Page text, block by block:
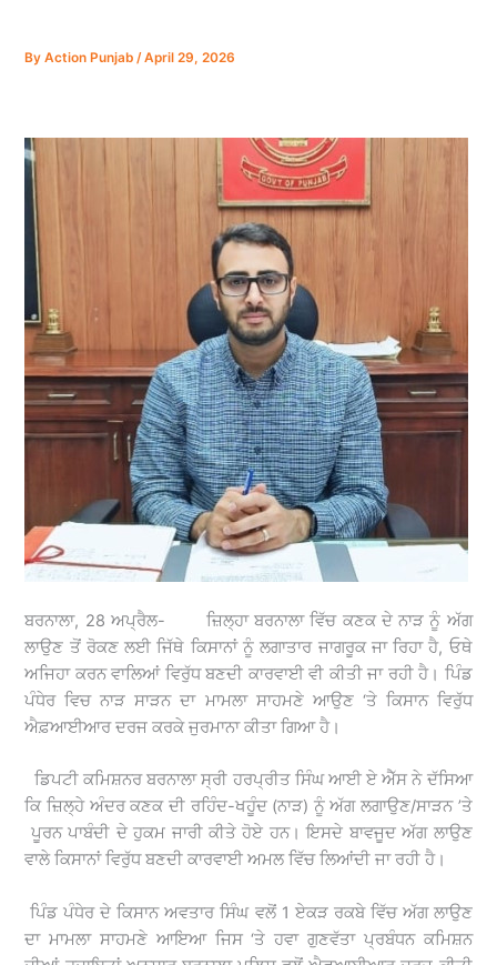
ByAction Punjab/April 29, 2026
ਬਰਨਾਲਾ, 28 ਅਪ੍ਰੈਲ- ਜ਼ਿਲ੍ਹਾ ਬਰਨਾਲਾ ਵਿੱਚ ਕਣਕ ਦੇ ਨਾੜ ਨੂੰ ਅੱਗ
ਲਾਉਣ ਤੋਂ ਰੋਕਣ ਲਈ ਜਿੱਥੇ ਕਿਸਾਨਾਂ ਨੂੰ ਲਗਾਤਾਰ ਜਾਗਰੂਕ ਜਾ ਰਿਹਾ ਹੈ, ਓਥੇ
ਅਜਿਹਾ ਕਰਨ ਵਾਲਿਆਂ ਵਿਰੁੱਧ ਬਣਦੀ ਕਾਰਵਾਈ ਵੀ ਕੀਤੀ ਜਾ ਰਹੀ ਹੈ। ਪਿੰਡ
ਪੰਧੇਰ ਵਿਚ ਨਾੜ ਸਾੜਨ ਦਾ ਮਾਮਲਾ ਸਾਹਮਣੇ ਆਉਣ ‘ਤੇ ਕਿਸਾਨ ਵਿਰੁੱਧ
ਐਫ਼ਆਈਆਰ ਦਰਜ ਕਰਕੇ ਜੁਰਮਾਨਾ ਕੀਤਾ ਗਿਆ ਹੈ।
ਡਿਪਟੀ ਕਮਿਸ਼ਨਰ ਬਰਨਾਲਾ ਸ੍ਰੀ ਹਰਪ੍ਰੀਤ ਸਿੰਘ ਆਈ ਏ ਐੱਸ ਨੇ ਦੱਸਿਆ
ਕਿ ਜ਼ਿਲ੍ਹੇ ਅੰਦਰ ਕਣਕ ਦੀ ਰਹਿੰਦ-ਖਹੂੰਦ (ਨਾੜ) ਨੂੰ ਅੱਗ ਲਗਾਉਣ/ਸਾੜਨ ’ਤੇ
ਪੂਰਨ ਪਾਬੰਦੀ ਦੇ ਹੁਕਮ ਜਾਰੀ ਕੀਤੇ ਹੋਏ ਹਨ। ਇਸਦੇ ਬਾਵਜੂਦ ਅੱਗ ਲਾਉਣ
ਵਾਲੇ ਕਿਸਾਨਾਂ ਵਿਰੁੱਧ ਬਣਦੀ ਕਾਰਵਾਈ ਅਮਲ ਵਿੱਚ ਲਿਆਂਦੀ ਜਾ ਰਹੀ ਹੈ।
ਪਿੰਡ ਪੰਧੇਰ ਦੇ ਕਿਸਾਨ ਅਵਤਾਰ ਸਿੰਘ ਵਲੋਂ 1 ਏਕੜ ਰਕਬੇ ਵਿੱਚ ਅੱਗ ਲਾਉਣ
ਦਾ ਮਾਮਲਾ ਸਾਹਮਣੇ ਆਇਆ ਜਿਸ ‘ਤੇ ਹਵਾ ਗੁਣਵੱਤਾ ਪ੍ਰਬੰਧਨ ਕਮਿਸ਼ਨ